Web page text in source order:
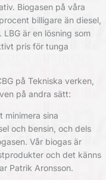
Biogasen på våra
billigare än diesel,
är en lösning som
pris för tunga
på Tekniska verken,
på andra sätt:
minimera sina
och bensin, och dels
Vår biogas är
och det känns
Patrik Aronsson.